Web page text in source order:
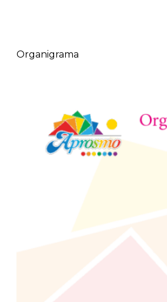
Organigrama